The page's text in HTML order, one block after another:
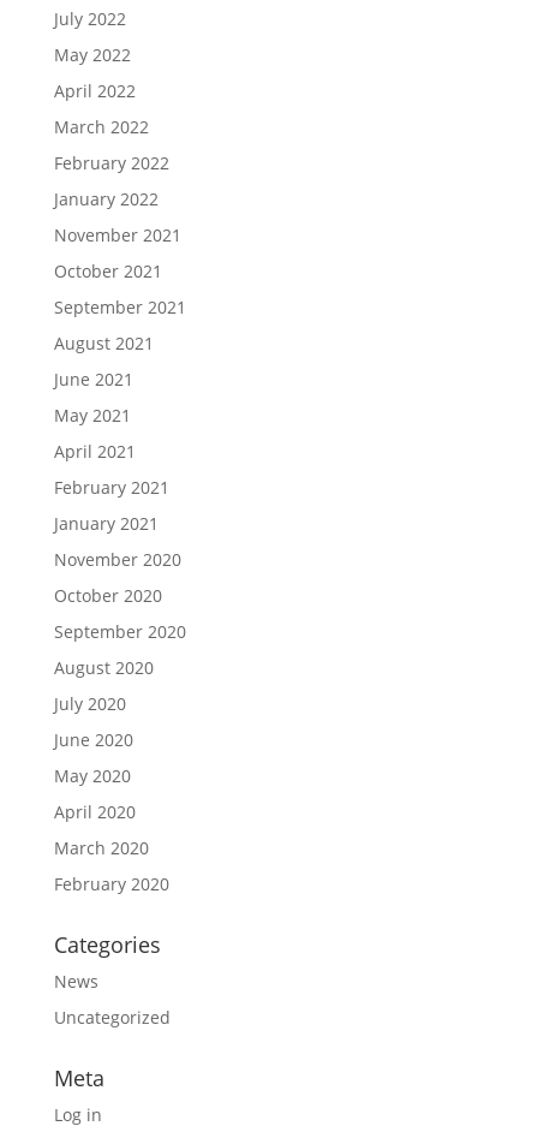
July 2022
May 2022
April 2022
March 2022
February 2022
January 2022
November 2021
October 2021
September 2021
August 2021
June 2021
May 2021
April 2021
February 2021
January 2021
November 2020
October 2020
September 2020
August 2020
July 2020
June 2020
May 2020
April 2020
March 2020
February 2020
Categories
News
Uncategorized
Meta
Log in